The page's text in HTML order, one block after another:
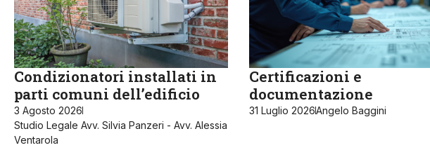
Condizionatori installati in
parti comuni dell’edificio
3 Agosto 2026
Studio Legale Avv. Silvia Panzeri - Avv. Alessia
Ventarola
Certificazioni e
documentazione
31 Luglio 2026Angelo Baggini